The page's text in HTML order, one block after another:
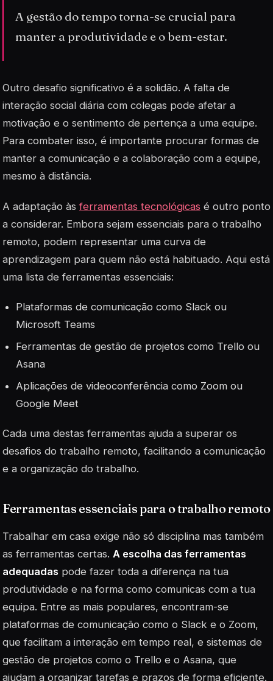
A gestão do tempo torna-se crucial para
manter a produtividade e o bem-estar.
Outro desafio significativo é a solidão. A falta de
interação social diária com colegas pode afetar a
motivação e o sentimento de pertença a uma equipe.
Para combater isso, é importante procurar formas de
manter a comunicação e a colaboração com a equipe,
mesmo à distância.
A adaptação àsferramentas tecnológicas é outro ponto
a considerar. Embora sejam essenciais para o trabalho
remoto, podem representar uma curva de
aprendizagem para quem não está habituado. Aqui está
uma lista de ferramentas essenciais:
Plataformas de comunicação como Slack ou
Microsoft Teams
Ferramentas de gestão de projetos como Trello ou
Asana
Aplicações de videoconferência como Zoom ou
Google Meet
Cada uma destas ferramentas ajuda a superar os
desafios do trabalho remoto, facilitando a comunicação
e a organização do trabalho.
Ferramentas essenciais para o trabalho remoto
Trabalhar em casa exige não só disciplina mas também
as ferramentas certas. A escolha das ferramentas
adequadas pode fazer toda a diferença na tua
produtividade e na forma como comunicas com a tua
equipa. Entre as mais populares, encontram-se
plataformas de comunicação como o Slack e o Zoom,
que facilitam a interação em tempo real, e sistemas de
gestão de projetos como o Trello e o Asana, que
ajudam a organizar tarefas e prazos de forma eficiente.